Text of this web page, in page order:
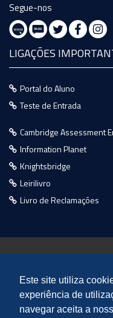
Este site utiliza
experiência de
navegar aceita a
Segue-nos
LIGAÇÕES
Portal do Aluno
Teste de Entrada
Cambridge Assessment
Information Planet
Knightsbridge
Leirilivro
Livro de Reclamações